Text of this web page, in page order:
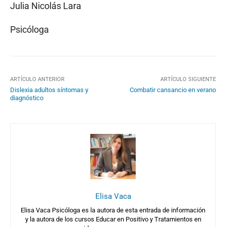
Julia Nicolás Lara
Psicóloga
ARTÍCULO ANTERIOR
Dislexia adultos síntomas y
diagnóstico
ARTÍCULO SIGUIENTE
Combatir cansancio en verano
Elisa Vaca
Elisa Vaca Psicóloga es la autora de esta entrada de información
y la autora de los cursos Educar en Positivo y Tratamientos en